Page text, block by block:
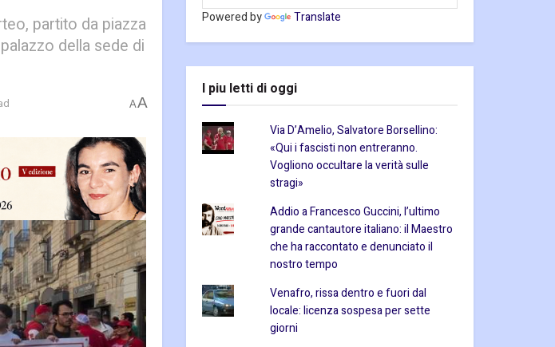
partito da piazza
della sede di
AA
Powered by Translate
I piu letti di oggi
Via D’Amelio, Salvatore Borsellino:
«Qui i fascisti non entreranno.
Vogliono occultare la verità sulle
stragi»
Addio a Francesco Guccini, l’ultimo
grande cantautore italiano: il Maestro
che ha raccontato e denunciato il
nostro tempo
Venafro, rissa dentro e fuori dal
locale: licenza sospesa per sette
giorni